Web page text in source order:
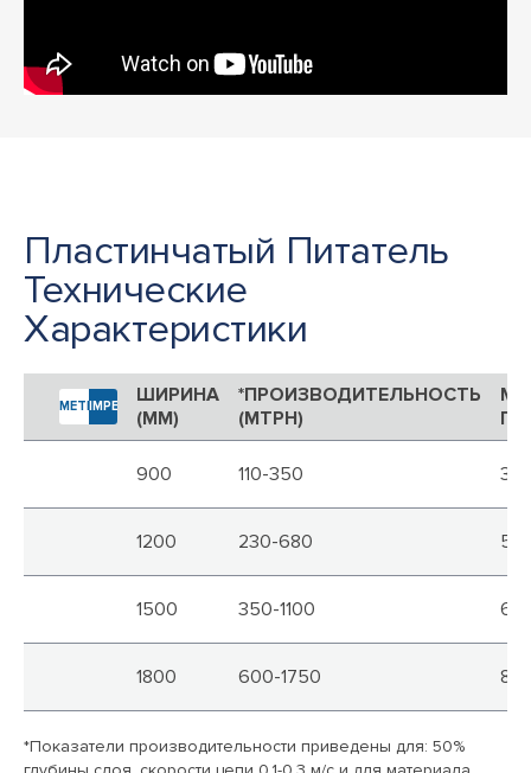
Пластинчатый Питатель
Технические
Характеристики
METRICIMPERIALШИРИНА
(ММ)
*ПРОИЗВОДИТЕЛЬНОСТЬ
(MTPH)
900 110-350
1200 230-680
1500 350-1100
1800 600-1750
*Показатели производительности приведены для: 50%